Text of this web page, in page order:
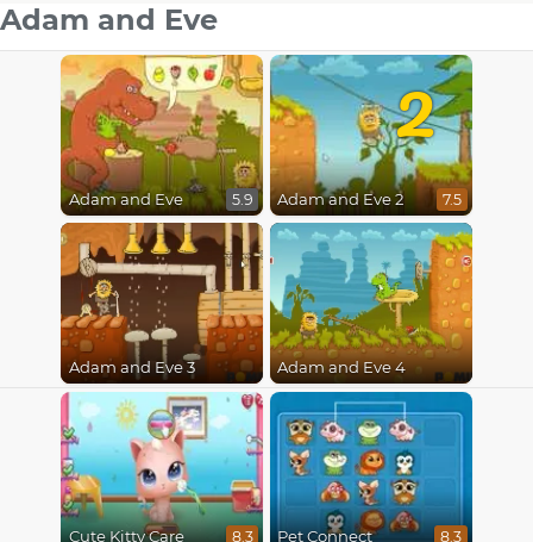
Adam and Eve
Adam and Eve 5.9
2
Adam and Eve 2 7.5
Adam and Eve 3 Adam and Eve 4
Cute Kitty Care 8.3 Pet Connect 8.3